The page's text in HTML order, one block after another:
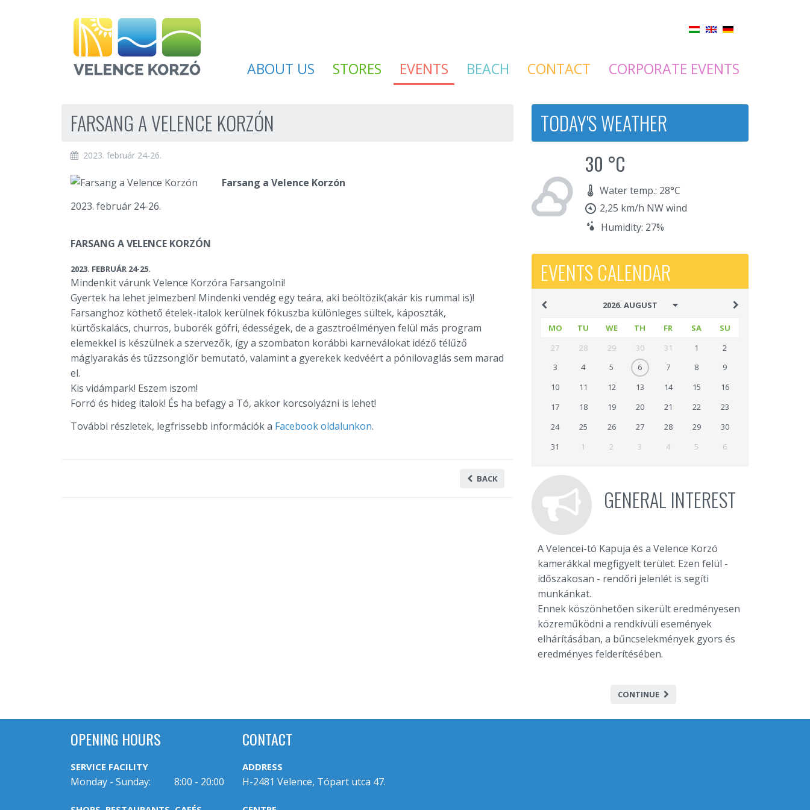
ABOUT US STORES EVENTS BEACH CONTACT CORPORATE EVENTS
FARSANG A VELENCE KORZÓN
2023. február 24-26.
Farsang a Velence Korzón
2023. február 24-26.
FARSANG A VELENCE KORZÓN
2023. FEBRUÁR 24-25.
Mindenkit várunk Velence Korzóra Farsangolni!
Gyertek ha lehet jelmezben! Mindenki vendég egy teára, aki beöltözik(akár kis rummal is)!
Farsanghoz köthető ételek-italok kerülnek fókuszba különleges sültek, káposzták,
kürtőskalács, churros, buborék gófri, édességek, de a gasztroélményen felül más program
elemekkel is készülnek a szervezők, így a szombaton korábbi karneválokat idéző télűző
máglyarakás és tűzzsonglőr bemutató, valamint a gyerekek kedvéért a pónilovaglás sem marad
el.
Kis vidámpark! Eszem iszom!
Forró és hideg italok! És ha befagy a Tó, akkor korcsolyázni is lehet!
További részletek, legfrissebb információk a Facebook oldalunkon.
BACK
TODAY'S WEATHER
30 °C
Water temp.: 28°C
2,25 km/h NW wind
Humidity: 27%
EVENTS CALENDAR
MO TU WE TH FR SA
SU
27
28 29 30 31 1
2
3
4 5 6 7 8
9
10
11 12 13 14 15
16
17
18 19 20 21 22
23
24
25 26 27 28 29
30
31
1 2 3 4 5 6
GENERAL INTEREST
A Velencei-tó Kapuja és a Velence Korzó
kamerákkal megfigyelt terület. Ezen felül -
időszakosan - rendőri jelenlét is segíti
munkánkat.
Ennek köszönhetően sikerült eredményesen
közreműködni a rendkívüli események
elhárításában, a bűncselekmények gyors és
eredményes felderítésében.
CONTINUE
OPENING HOURS
SERVICE FACILITY
Monday - Sunday: 8:00 - 20:00
CONTACT
ADDRESS
H-2481 Velence, Tópart utca 47.